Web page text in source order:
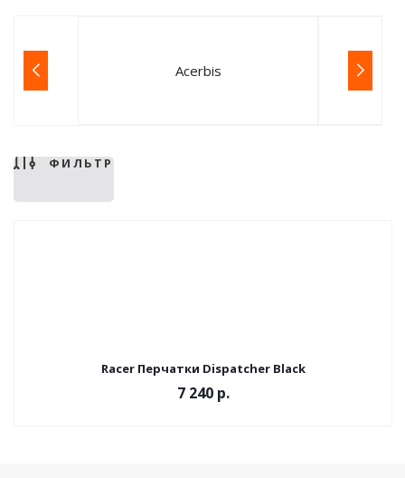
Acerbis
ФИЛЬТР
Racer Перчатки Dispatcher Black
7 240 р.